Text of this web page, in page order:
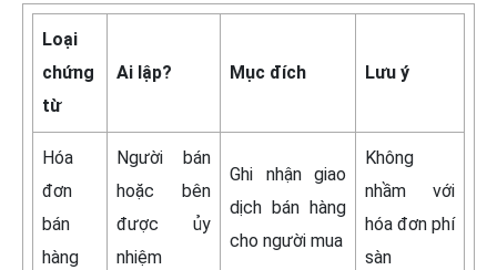
Loại
chứng
từ
Ai lập? Mục đích Lưu ý
Hóa
đơn
bán
hàng
Người bán
hoặc bên
được ủy
nhiệm
Ghi nhận giao
dịch bán hàng
cho người mua
Không
nhầm với
hóa đơn phí
sàn